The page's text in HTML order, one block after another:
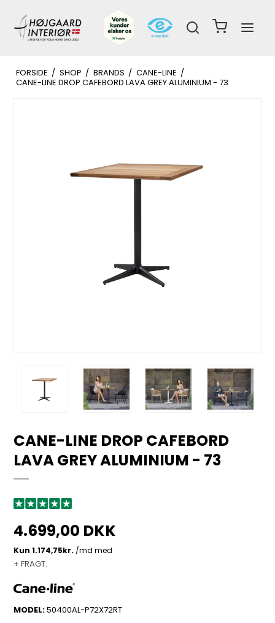
FORSIDE / SHOP / BRANDS / CANE-LINE /
CANE-LINE DROP CAFEBORD LAVA GREY ALUMINIUM - 73
CANE-LINE DROP CAFEBORD
LAVA GREY ALUMINIUM - 73
4.699,00 DKK
+ FRAGT.
MODEL:50400AL-P72X72RT